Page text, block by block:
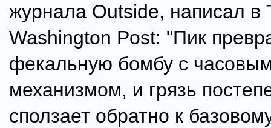
журнала Outside, написал в
Washington Post: "Пик
фекальную бомбу с
механизмом, и грязь
сползает обратно к